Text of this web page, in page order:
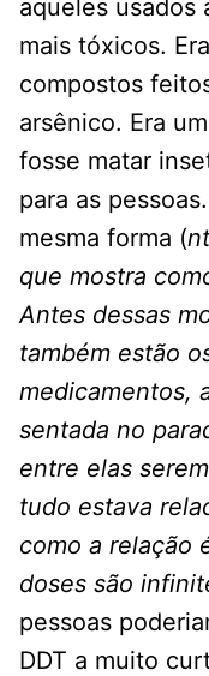
aqueles usados
mais tóxicos.
compostos
arsênico. Era
fosse matar
para as
mesma forma (
que mostra
Antes dessas
também estão
medicamentos,
sentada no
entre elas
tudo estava
como a relação
doses são
pessoas
DDT a muito